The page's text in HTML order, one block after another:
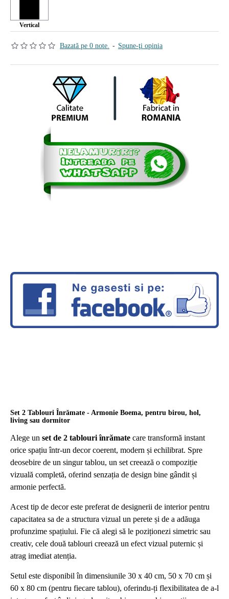
Bazată pe 0 note. - Spune-ţi opinia
Vertical
Set 2 Tablouri Înrămate - Armonie Boema, pentru birou, hol,
living sau dormitor
Alege un set de 2 tablouri înrămate care transformă instant
orice spațiu într-un decor coerent, modern și echilibrat. Spre
deosebire de un singur tablou, un set creează o compoziție
vizuală completă, oferind senzația de design bine gândit și
armonie perfectă.
Acest tip de decor este preferat de designerii de interior pentru
capacitatea sa de a structura vizual un perete și de a adăuga
profunzime spațiului. Fie că alegi să le poziționezi simetric sau
creativ, cele două tablouri creează un efect vizual puternic și
atrag imediat atenția.
Setul este disponibil în dimensiunile 30 x 40 cm, 50 x 70 cm și
60 x 80 cm (pentru fiecare tablou), oferindu-ți flexibilitatea de a-l